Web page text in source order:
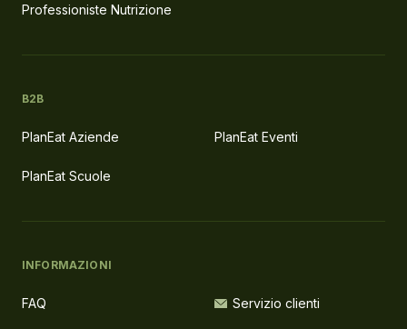
Professioniste Nutrizione
B2B
PlanEat Aziende PlanEat Eventi
PlanEat Scuole
INFORMAZIONI
FAQ Servizio clienti